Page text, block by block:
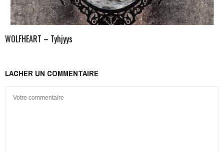
WOLFHEART – Tyhjyys
LACHER UN COMMENTAIRE